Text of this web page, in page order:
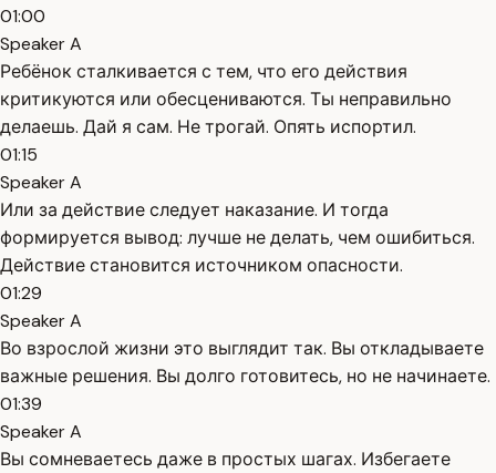
01:00
Speaker A
Ребёнок сталкивается с тем, что его действия
критикуются или обесцениваются. Ты неправильно
делаешь. Дай я сам. Не трогай. Опять испортил.
01:15
Speaker A
Или за действие следует наказание. И тогда
формируется вывод: лучше не делать, чем ошибиться.
Действие становится источником опасности.
01:29
Speaker A
Во взрослой жизни это выглядит так. Вы откладываете
важные решения. Вы долго готовитесь, но не начинаете.
01:39
Speaker A
Вы сомневаетесь даже в простых шагах. Избегаете